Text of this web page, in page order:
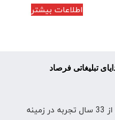
اطلاعات بیشتر
تبلیغاتی فرصاد
شرکت فرصاد با بیش از 33 سال تجربه در زمینه